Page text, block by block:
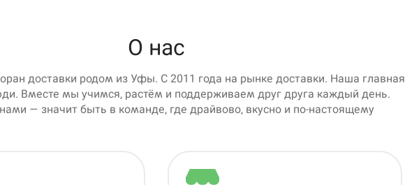
О нас
доставки родом из Уфы. C 2011 года на рынке доставки. Наша главная
Вместе мы учимся, растём и поддерживаем друг друга каждый день.
— значит быть в команде, где драйвово, вкусно и по‑настоящему